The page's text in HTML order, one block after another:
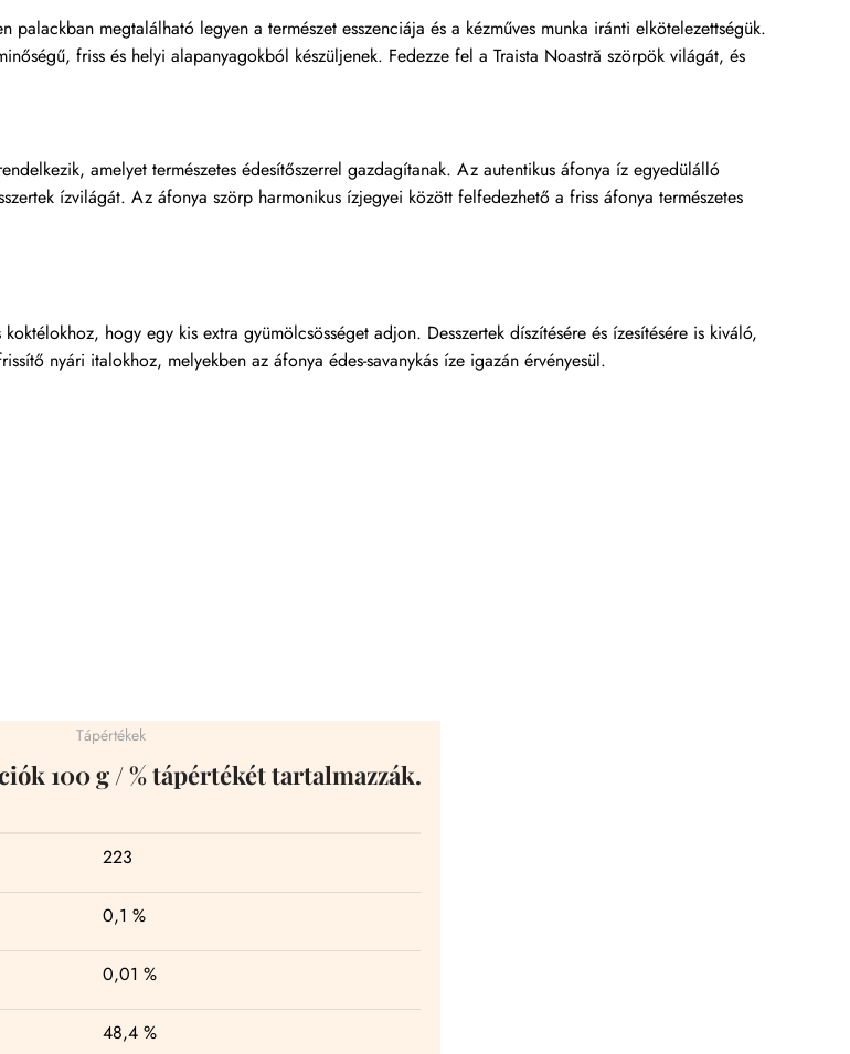
megtalálható legyen a természet esszenciája és a kézműves munka iránti elkötelezettségük.
friss és helyi alapanyagokból készüljenek. Fedezze fel a Traista Noastră szörpök világát, és
amelyet természetes édesítőszerrel gazdagítanak. Az autentikus áfonya íz egyedülálló
ízvilágát. Az áfonya szörp harmonikus ízjegyei között felfedezhető a friss áfonya természetes
hogy egy kis extra gyümölcsösséget adjon. Desszertek díszítésére és ízesítésére is kiváló,
nyári italokhoz, melyekben az áfonya édes-savanykás íze igazán érvényesül.
Tápértékek
100 g / % tápértékét tartalmazzák.
223
0,1 %
0,01 %
48,4 %